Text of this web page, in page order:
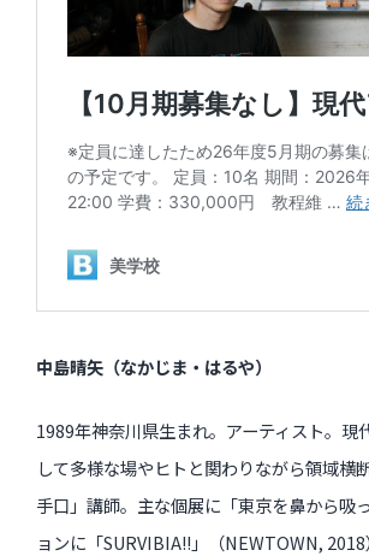
中島晴矢（なかじま・はるや）
1989年神奈川県生まれ。アーティスト。
して多様な場やヒトと関わりながら領域横
手口」講師。主な個展に「東京を鼻から
ョンに「SURVIBIA!!」（NEWTOWN,